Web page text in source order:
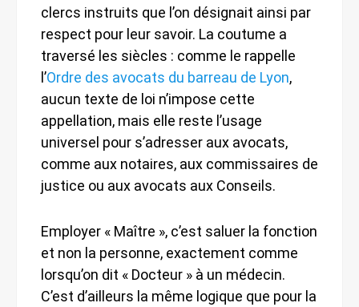
clercs instruits que l’on désignait ainsi par
respect pour leur savoir. La coutume a
traversé les siècles : comme le rappelle
l’Ordre des avocats du barreau de Lyon,
aucun texte de loi n’impose cette
appellation, mais elle reste l’usage
universel pour s’adresser aux avocats,
comme aux notaires, aux commissaires de
justice ou aux avocats aux Conseils.
Employer « Maître », c’est saluer la fonction
et non la personne, exactement comme
lorsqu’on dit « Docteur » à un médecin.
C’est d’ailleurs la même logique que pour la